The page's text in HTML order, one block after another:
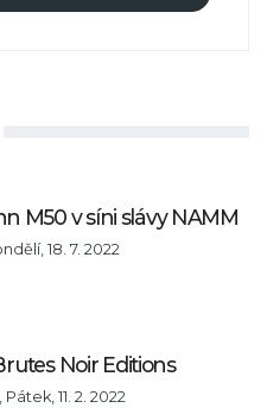
M50 v síni slávy NAMM
18. 7. 2022
Noir Editions
, Pátek, 11. 2. 2022